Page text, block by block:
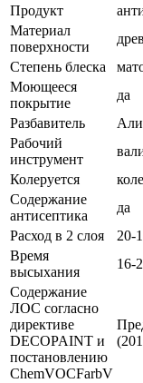
Продукт
Материал
поверхности
Степень блеска
Моющееся
покрытие
да
Разбавитель
Рабочий
инструмент
Колеруется
Содержание
антисептика
да
Расход в 2 слоя
20-
Время
высыхания
16-
Содержание
ЛОС согласно
директиве
DECOPAINT и
постановлению
ChemVOCFarbV